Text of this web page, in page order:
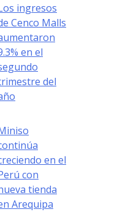
ingresos
Cenco Malls
en el
del
en el
con
tienda
Arequipa